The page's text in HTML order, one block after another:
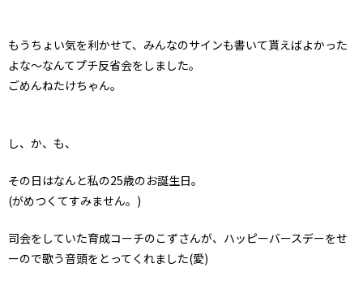
もうちょい気を利かせて、みんなのサインも書いて貰えばよかった
よな〜なんてプチ反省会をしました。
ごめんねたけちゃん。
し、か、も、
その日はなんと私の25歳のお誕生日。
(がめつくてすみません。)
司会をしていた育成コーチのこずさんが、ハッピーバースデーをせ
ーので歌う音頭をとってくれました(愛)